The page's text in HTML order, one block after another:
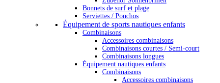
Bonnets de surf et plage
Serviettes / Ponchos
Équipement de sports nautiques enfants
Combinaisons
Accessoires combinaisons
Combinaisons courtes / Semi-court
Combinaisons longues
Équipement nautiques enfants
Combinaisons
Accessoires combinaisons